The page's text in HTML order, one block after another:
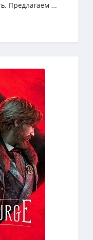
Предлагаем ...